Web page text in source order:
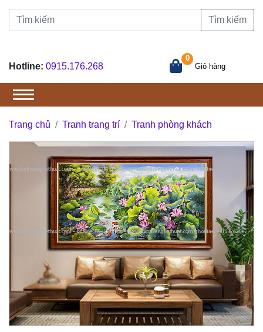
Tìm kiếm
Hotline: 0915.176.268
0
Giỏ hàng
Trang chủ Tranh trang trí Tranh phòng khách